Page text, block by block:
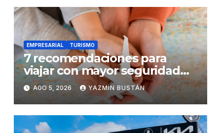
EMPRESARIAL TURISMO
7 recomendaciones para
viajar con mayor seguridad
dentro y fuera del Ecuador
AGO 5, 2026 YAZMÍN BUSTÁN